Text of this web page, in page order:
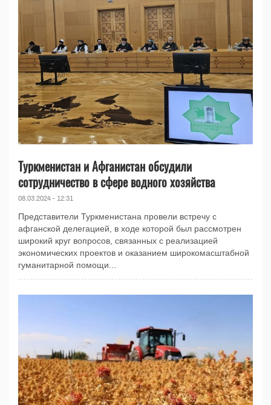
Туркменистан и Афганистан обсудили
сотрудничество в сфере водного хозяйства
08.03.2024 - 12:31
Представители Туркменистана провели встречу с
афганской делегацией, в ходе которой был рассмотрен
широкий круг вопросов, связанных с реализацией
экономических проектов и оказанием широкомасштабной
гуманитарной помощи...